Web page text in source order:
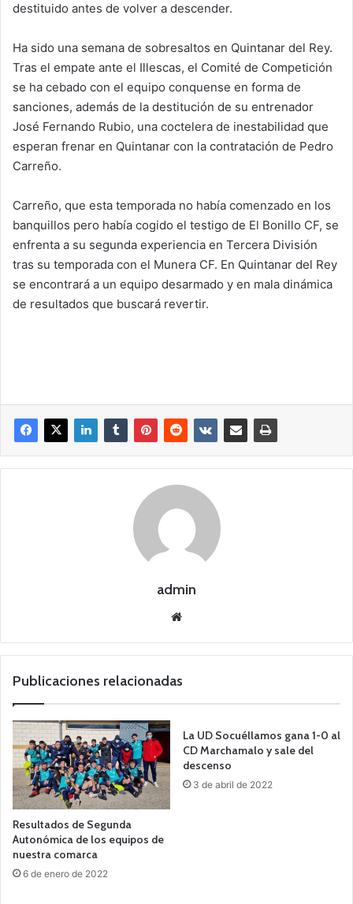
destituido antes de volver a descender.
Ha sido una semana de sobresaltos en Quintanar del Rey.
Tras el empate ante el Illescas, el Comité de Competición
se ha cebado con el equipo conquense en forma de
sanciones, además de la destitución de su entrenador
José Fernando Rubio, una coctelera de inestabilidad que
esperan frenar en Quintanar con la contratación de Pedro
Carreño.
Carreño, que esta temporada no había comenzado en los
banquillos pero había cogido el testigo de El Bonillo CF, se
enfrenta a su segunda experiencia en Tercera División
tras su temporada con el Munera CF. En Quintanar del Rey
se encontrará a un equipo desarmado y en mala dinámica
de resultados que buscará revertir.
admin
we
Publicaciones relacionadas
Resultados de Segunda
Autonómica de los equipos de
nuestra comarca
6 de enero de 2022
La UD Socuéllamos gana 1-0 al
CD Marchamalo y sale del
descenso
3 de abril de 2022